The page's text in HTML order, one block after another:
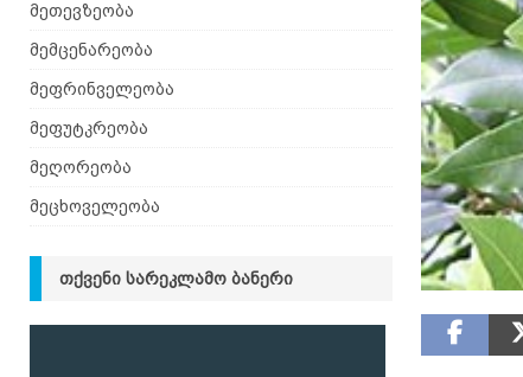
მეთევზეობა
მემცენარეობა
მეფრინველეობა
მეფუტკრეობა
მეღორეობა
მეცხოველეობა
ᲗᲥᲕᲔᲜᲘ ᲡᲐᲠᲔᲙᲚᲐᲛᲝ ᲑᲐᲜᲔᲠᲘ